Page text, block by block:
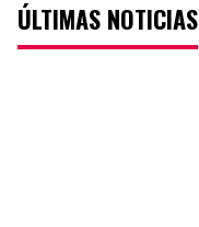
ÚLTIMAS NOTICIAS